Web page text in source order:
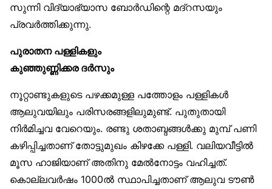
സുന്നി വിദ്യാഭ്യാസ ബോർഡിന്റെ മദ്‌റസയും
പ്രവർത്തിക്കുന്നു.
പുരാതന പള്ളികളും
കുഞ്ഞുണ്ണിക്കര ദർസും
നൂറ്റാണ്ടുകളുടെ പഴക്കമുള്ള പത്തോളം പള്ളികൾ
ആലുവയിലും പരിസരങ്ങളിലുമുണ്ട്. പുതുതായി
നിർമിച്ചവ വേറെയും. രണ്ടു ശതാബ്ദങ്ങൾക്കു മുമ്പ് പണി
കഴിപ്പിച്ചതാണ് തോട്ടുമുഖം കിഴക്കേ പള്ളി. വലിയവീട്ടിൽ
മൂസ ഹാജിയാണ് അതിനു മേൽനോട്ടം വഹിച്ചത്.
കൊല്ലവർഷം 1000ൽ സ്ഥാപിച്ചതാണ് ആലുവ ടൗൺ